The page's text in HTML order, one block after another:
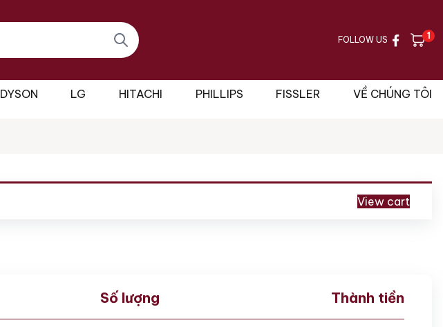
FOLLOW US 1
DYSON LG HITACHI PHILLIPS FISSLER VỀ CHÚNG TÔI
View cart
Số lượng Thành tiền